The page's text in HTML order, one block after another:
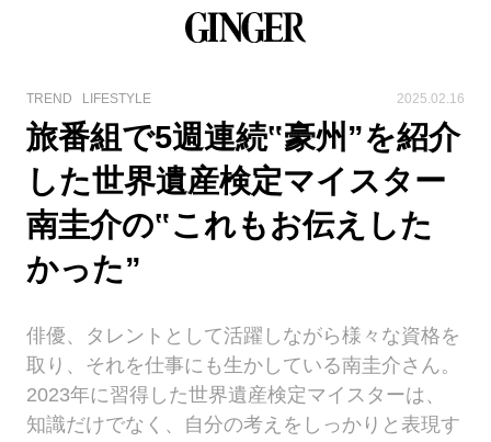
TREND LIFESTYLE 2025.02.16
旅番組で5週連続‟豪州”を紹介
した世界遺産検定マイスター
南圭介の‟これもお伝えした
かった”
俳優、タレントとして活躍しながら様々な資格を
取り、それを仕事にも生かしている南圭介さん。
2023年に習得した世界遺産検定マイスターは、
知識だけでなく、自分の考えをしっかりと表現す